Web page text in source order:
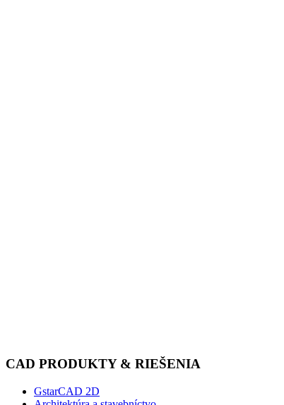
CAD PRODUKTY & RIEŠENIA
GstarCAD 2D